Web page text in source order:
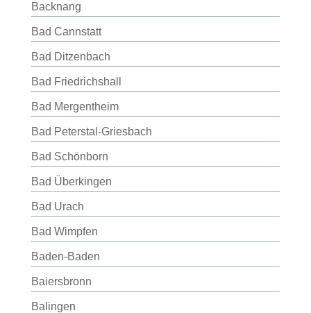
Backnang
Bad Cannstatt
Bad Ditzenbach
Bad Friedrichshall
Bad Mergentheim
Bad Peterstal-Griesbach
Bad Schönborn
Bad Überkingen
Bad Urach
Bad Wimpfen
Baden-Baden
Baiersbronn
Balingen